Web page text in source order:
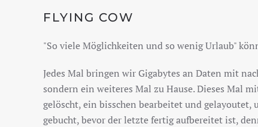
FLYING COW
"So viele Möglichkeiten und so wenig Urlaub"
Jedes Mal bringen wir Gigabytes an Daten mit
sondern ein weiteres Mal zu Hause. Dieses Mal
gelöscht, ein bisschen bearbeitet und
gebucht, bevor der letzte fertig aufbereitet ist,